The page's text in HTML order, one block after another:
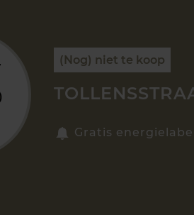
(Nog) niet te koop
Gratis